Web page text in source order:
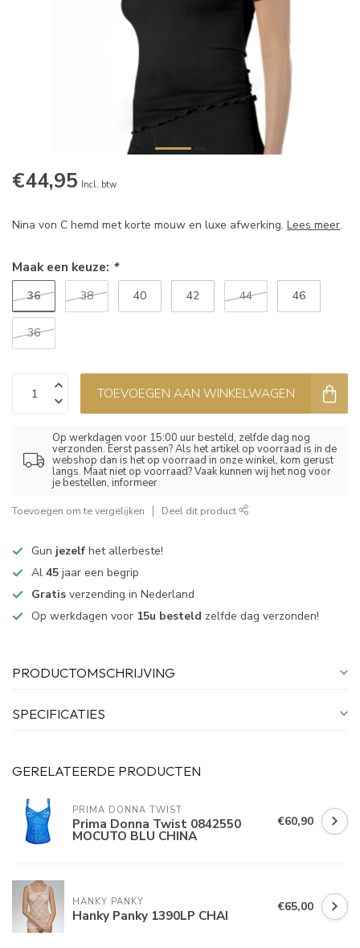
€44,95 Incl. btw
Nina von C hemd met korte mouw en luxe afwerking. Lees meer.
Maak een keuze: *
36 38 40 42 44 46
36
TOEVOEGEN AAN WINKELWAGEN
Op werkdagen voor 15:00 uur besteld, zelfde dag nog
verzonden. Eerst passen? Als het artikel op voorraad is in de
webshop dan is het op voorraad in onze winkel, kom gerust
langs. Maat niet op voorraad? Vaak kunnen wij het nog voor
je bestellen, informeer
Toevoegen om te vergelijken Deel dit product
Gun jezelf het allerbeste!
Al 45 jaar een begrip
Gratis verzending in Nederland
Op werkdagen voor 15u besteld zelfde dag verzonden!
PRODUCTOMSCHRIJVING
SPECIFICATIES
GERELATEERDE PRODUCTEN
PRIMA DONNA TWIST
Prima Donna Twist 0842550
MOCUTO BLU CHINA
€60,90
HANKY PANKY
Hanky Panky 1390LP CHAI €65,00